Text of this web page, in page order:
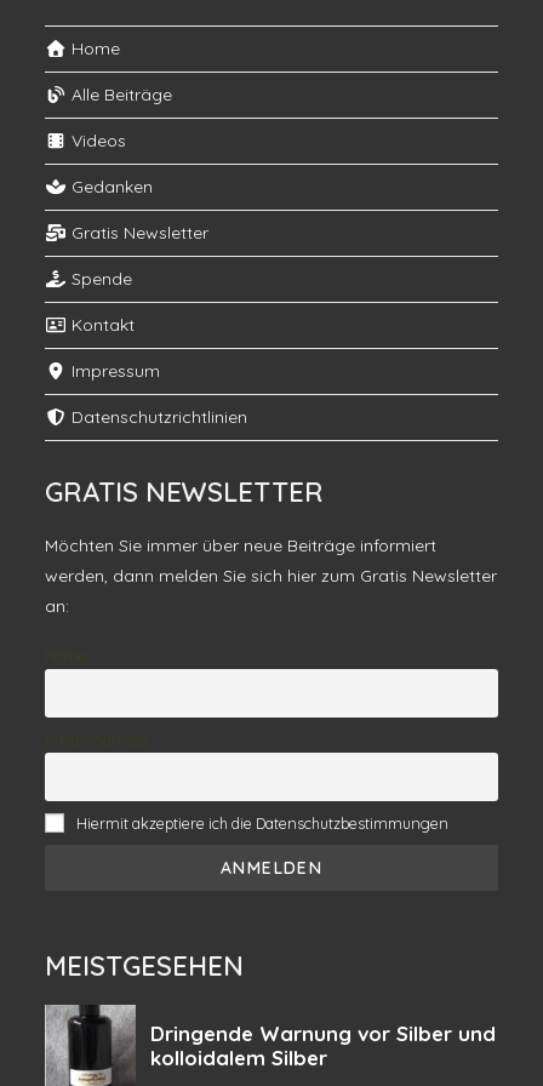
Home
Alle Beiträge
Videos
Gedanken
Gratis Newsletter
Spende
Kontakt
Impressum
Datenschutzrichtlinien
GRATIS NEWSLETTER
Möchten Sie immer über neue Beiträge informiert
werden, dann melden Sie sich hier zum Gratis Newsletter
an:
Hiermit akzeptiere ich die Datenschutzbestimmungen
MEISTGESEHEN